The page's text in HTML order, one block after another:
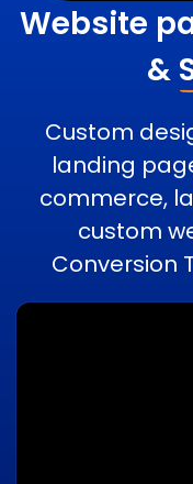
Website
&
Custom
landing
commerce,
custom
Conversion